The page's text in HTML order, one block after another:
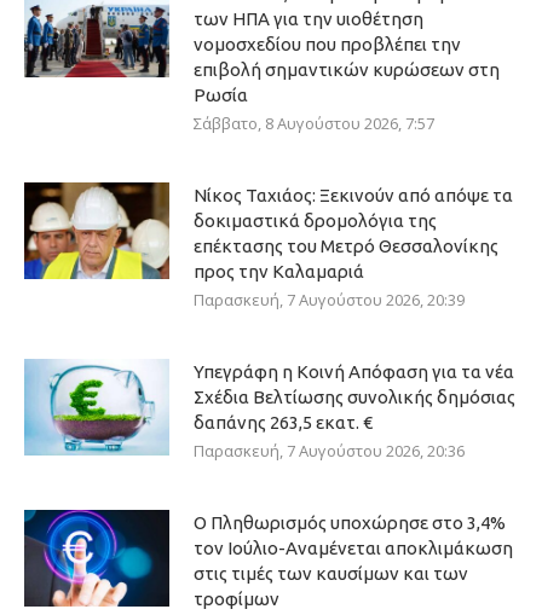
των ΗΠΑ για την υιοθέτηση
νομοσχεδίου που προβλέπει την
επιβολή σημαντικών κυρώσεων στη
Ρωσία
Σάββατο, 8 Αυγούστου 2026, 7:57
Νίκος Ταχιάος: Ξεκινούν από απόψε τα
δοκιμαστικά δρομολόγια της
επέκτασης του Μετρό Θεσσαλονίκης
προς την Καλαμαριά
Παρασκευή, 7 Αυγούστου 2026, 20:39
Υπεγράφη η Κοινή Απόφαση για τα νέα
Σχέδια Βελτίωσης συνολικής δημόσιας
δαπάνης 263,5 εκατ. €
Παρασκευή, 7 Αυγούστου 2026, 20:36
Ο Πληθωρισμός υποχώρησε στο 3,4%
τον Ιούλιο-Αναμένεται αποκλιμάκωση
στις τιμές των καυσίμων και των
τροφίμων